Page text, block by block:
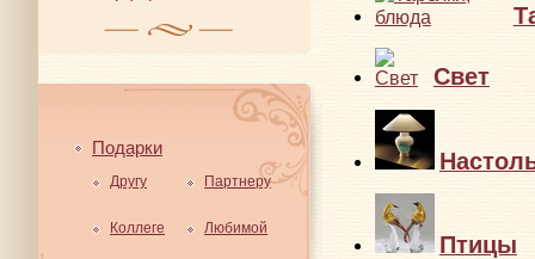
Подарки
Другу Партнеру
Коллеге Любимой
Свет
Птицы